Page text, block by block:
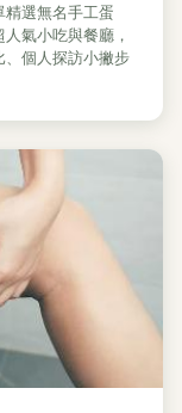
選無名手工蛋
氣小吃與餐廳，
個人探訪小撇步